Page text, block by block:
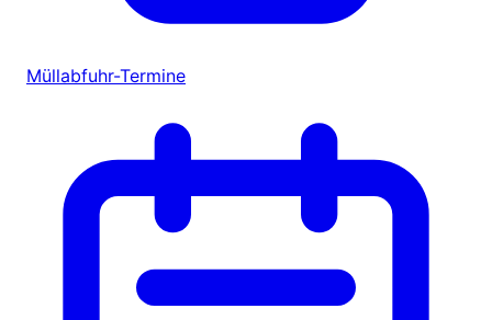
Müllabfuhr-Termine